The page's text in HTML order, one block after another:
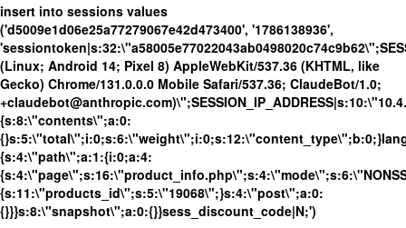
insert into sessions values
('d5009e1d06e25a77279067e42d473400', '1786138936',
(Linux; Android 14; Pixel 8) AppleWebKit/537.36 (KHTML, like
Gecko) Chrome/131.0.0.0 Mobile Safari/537.36; ClaudeBot/1.0;
{s:8:\"contents\";a:0:
{s:4:\"path\";a:1:{i:0;a:4:
{s:11:\"products_id\";s:5:\"19068\";}s:4:\"post\";a:0:
{}}}s:8:\"snapshot\";a:0:{}}sess_discount_code|N;')